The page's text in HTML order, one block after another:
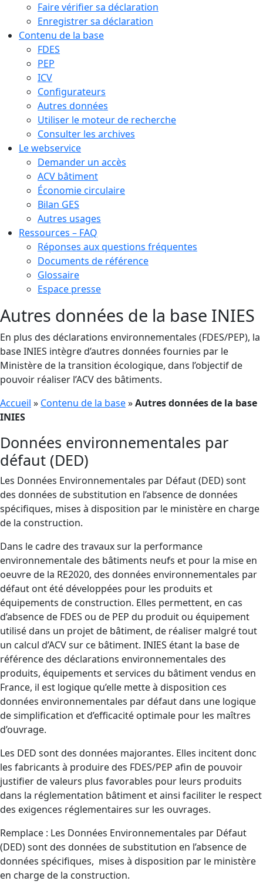
Faire vérifier sa déclaration
Enregistrer sa déclaration
Contenu de la base
FDES
PEP
ICV
Configurateurs
Autres données
Utiliser le moteur de recherche
Consulter les archives
Le webservice
Demander un accès
ACV bâtiment
Économie circulaire
Bilan GES
Autres usages
Ressources – FAQ
Réponses aux questions fréquentes
Documents de référence
Glossaire
Espace presse
Autres données de la base INIES
En plus des déclarations environnementales (FDES/PEP), la
base INIES intègre d’autres données fournies par le
Ministère de la transition écologique, dans l’objectif de
pouvoir réaliser l’ACV des bâtiments.
Accueil » Contenu de la base»Autres données de la base
INIES
Données environnementales par
défaut (DED)
Les Données Environnementales par Défaut (DED) sont
des données de substitution en l’absence de données
spécifiques, mises à disposition par le ministère en charge
de la construction.
Dans le cadre des travaux sur la performance
environnementale des bâtiments neufs et pour la mise en
oeuvre de la RE2020, des données environnementales par
défaut ont été développées pour les produits et
équipements de construction. Elles permettent, en cas
d’absence de FDES ou de PEP du produit ou équipement
utilisé dans un projet de bâtiment, de réaliser malgré tout
un calcul d’ACV sur ce bâtiment. INIES étant la base de
référence des déclarations environnementales des
produits, équipements et services du bâtiment vendus en
France, il est logique qu’elle mette à disposition ces
données environnementales par défaut dans une logique
de simplification et d’efficacité optimale pour les maîtres
d’ouvrage.
Les DED sont des données majorantes. Elles incitent donc
les fabricants à produire des FDES/PEP afin de pouvoir
justifier de valeurs plus favorables pour leurs produits
dans la réglementation bâtiment et ainsi faciliter le respect
des exigences réglementaires sur les ouvrages.
Remplace : Les Données Environnementales par Défaut
(DED) sont des données de substitution en l’absence de
données spécifiques, mises à disposition par le ministère
en charge de la construction.